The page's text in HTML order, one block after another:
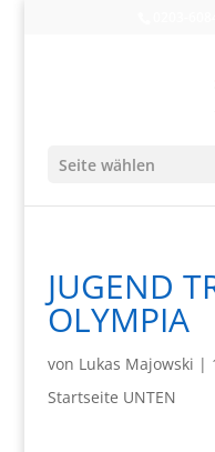
Seite wählen
JUGEND
OLYMPIA
von Lukas Majowski |
Startseite UNTEN